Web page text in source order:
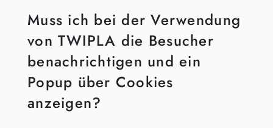
Muss ich bei der Verwendung
von TWIPLA die Besucher
benachrichtigen und ein
Popup über Cookies
anzeigen?